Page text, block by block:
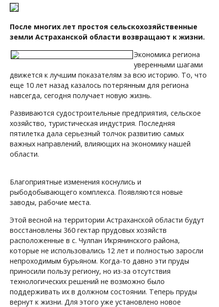
После многих лет простоя сельскохозяйственные
земли Астраханской области возвращают к жизни.
Экономика региона
уверенными шагами
движется к лучшим показателям за всю историю. То, что
еще 10 лет назад казалось потерянным для региона
навсегда, сегодня получает новую жизнь.
Развиваются судостроительные предприятия, сельское
хозяйство, туристическая индустрия. Последняя
пятилетка дала серьезный толчок развитию самых
важных направлений, влияющих на экономику нашей
области.
Благоприятные изменения коснулись и
рыбодобывающего комплекса. Появляются новые
заводы, рабочие места.
Этой весной на территории Астраханской области будут
восстановлены 360 гектар прудовых хозяйств
расположенные в с. Чулпан Икрянинского района,
которые не использовались 12 лет и полностью заросли
непроходимым бурьяном. Когда-то давно эти пруды
приносили пользу региону, но из-за отсутствия
технологических решений не возможно было
поддерживать их в должном состоянии. Теперь пруды
вернут к жизни. Для этого уже установлено новое